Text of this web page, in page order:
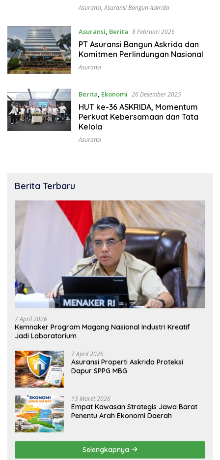
Asuransi,Asuransi Bangun Askrida
Asuransi, Berita 8 Februari 2026
PT Asuransi Bangun Askrida dan
Komitmen Perlindungan Nasional
Asuransi
Berita, Ekonomi 26 Desember 2025
HUT ke-36 ASKRIDA, Momentum
Perkuat Kebersamaan dan Tata
Kelola
Asuransi
Berita Terbaru
7 April 2026
Kemnaker Program Magang Nasional Industri Kreatif
Jadi Laboratorium
7 April 2026
Asuransi Properti Askrida Proteksi
Dapur SPPG MBG
13 Maret 2026
Empat Kawasan Strategis Jawa Barat
Penentu Arah Ekonomi Daerah
Selengkapnya